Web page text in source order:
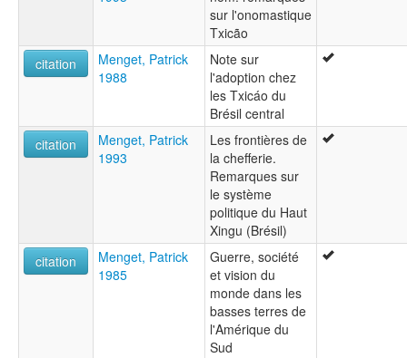
sur l'onomastique
Txicão
citation
Menget, Patrick
1988
Note sur
l'adoption chez
les Txicáo du
Brésil central
citation
Menget, Patrick
1993
Les frontières de
la chefferie.
Remarques sur
le système
politique du Haut
Xingu (Brésil)
citation
Menget, Patrick
1985
Guerre, société
et vision du
monde dans les
basses terres de
l'Amérique du
Sud